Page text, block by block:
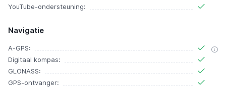
YouTube-ondersteuning:
Navigatie
A-GPS:
Digitaal kompas:
GLONASS:
GPS-ontvanger: